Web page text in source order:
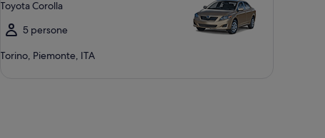
Toyota Corolla
5 persone
Torino, Piemonte, ITA